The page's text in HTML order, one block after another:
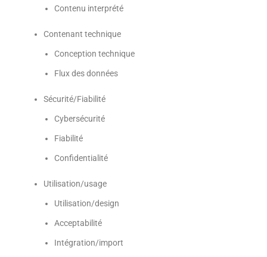
Contenu interprété
Contenant technique
Conception technique
Flux des données
Sécurité/Fiabilité
Cybersécurité
Fiabilité
Confidentialité
Utilisation/usage
Utilisation/design
Acceptabilité
Intégration/import